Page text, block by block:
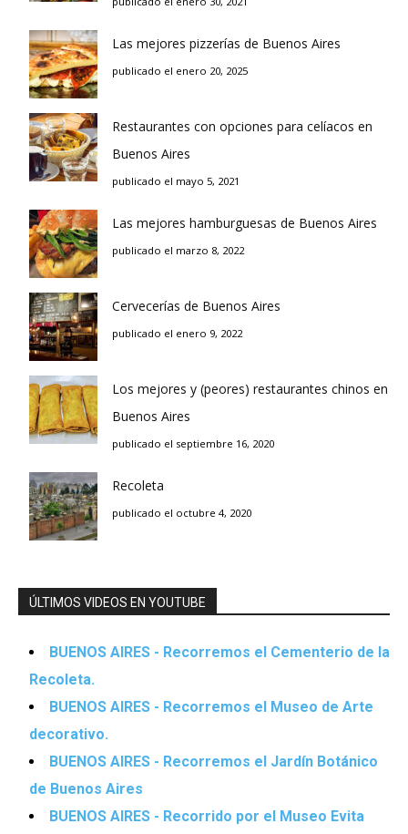
Las mejores pizzerías de Buenos Aires
publicado el enero 20, 2025
Restaurantes con opciones para celíacos en
Buenos Aires
publicado el mayo 5, 2021
Las mejores hamburguesas de Buenos Aires
publicado el marzo 8, 2022
Cervecerías de Buenos Aires
publicado el enero 9, 2022
Los mejores y (peores) restaurantes chinos en
Buenos Aires
publicado el septiembre 16, 2020
Recoleta
publicado el octubre 4, 2020
ÚLTIMOS VIDEOS EN YOUTUBE
BUENOS AIRES - Recorremos el Cementerio de la
Recoleta.
BUENOS AIRES - Recorremos el Museo de Arte
decorativo.
BUENOS AIRES - Recorremos el Jardín Botánico
de Buenos Aires
BUENOS AIRES - Recorrido por el Museo Evita